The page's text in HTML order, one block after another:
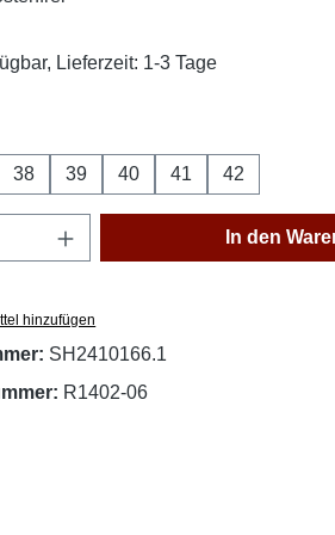
Lieferzeit: 1-3 Tage
ist zurzeit nicht verfügbar.)
38 39 40 41 42
Anzahl: Gib den In den
hinzufügen
SH2410166.1
R1402-06